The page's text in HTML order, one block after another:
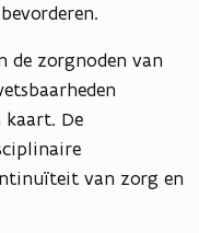
de zorgnoden van
kaart. De
van zorg en